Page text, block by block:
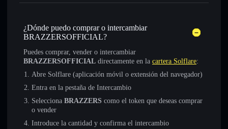
¿Dónde puedo comprar o intercambiar
BRAZZERSOFFICIAL?
Puedes comprar, vender o intercambiar
BRAZZERSOFFICIAL directamente en la cartera Solflare:
Abre Solflare (aplicación móvil o extensión del navegador)
Entra en la pestaña de Intercambio
Selecciona BRAZZERS como el token que deseas comprar
o vender
Introduce la cantidad y confirma el intercambio